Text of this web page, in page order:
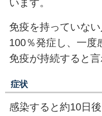
います。
免疫を持っていな
100％発症し、一度
免疫が持続すると言
症状
感染すると約10日